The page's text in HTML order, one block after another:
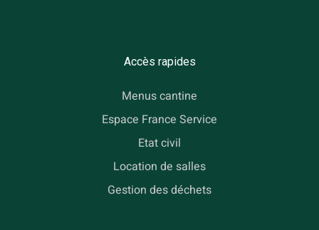
Accès rapides
Menus cantine
Espace France Service
Etat civil
Location de salles
Gestion des déchets